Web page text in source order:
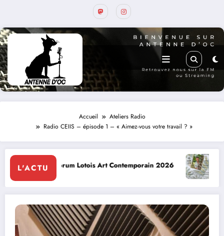
Accueil
Ateliers Radio
Radio CEIIS – épisode 1 – « Aimez-vous votre travail ? »
L'ACTU
2026 Conte à la Grotte : Yannick Jaulin à Cajarc